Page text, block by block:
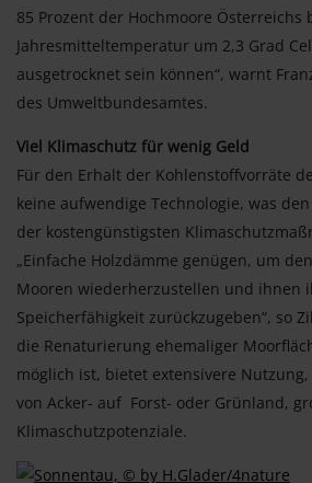
85 Prozent der Hochmoore Österreichs
Jahresmitteltemperatur um 2,3 Grad
ausgetrocknet sein können“, warnt
des Umweltbundesamtes.
Viel Klimaschutz für wenig Geld
Für den Erhalt der Kohlenstoffvorräte
keine aufwendige Technologie, was
der kostengünstigsten
„Einfache Holzdämme genügen, um
Mooren wiederherzustellen und ihnen
Speicherfähigkeit zurückzugeben“, so
die Renaturierung ehemaliger
möglich ist, bietet extensivere
von Acker- auf Forst- oder Grünland,
Klimaschutzpotenziale.